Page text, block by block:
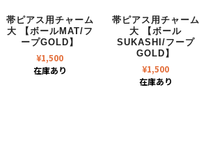
帯ピアス用チャーム
大 【ボールMAT/フ
ープGOLD】
¥1,500
在庫あり
帯ピアス用チャーム
大 【ボール
SUKASHI/フープ
GOLD】
¥1,500
在庫あり